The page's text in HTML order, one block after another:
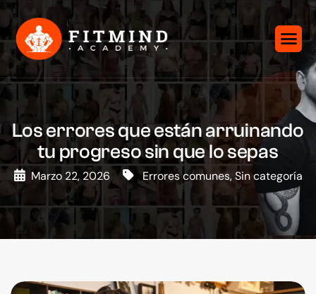
Los errores que están arruinando
tu progreso sin que lo sepas
Marzo 22, 2026 Errores comunes,Sin categoría